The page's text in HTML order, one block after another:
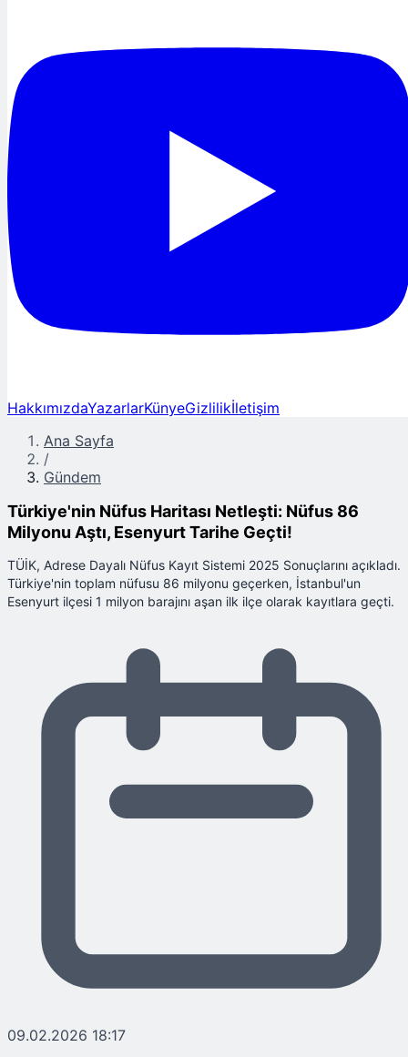
HakkımızdaYazarlarKünyeGizlilikİletişim
Ana Sayfa
/
Gündem
Türkiye'nin Nüfus Haritası Netleşti: Nüfus 86
Milyonu Aştı, Esenyurt Tarihe Geçti!
TÜİK, Adrese Dayalı Nüfus Kayıt Sistemi 2025 Sonuçlarını açıkladı.
Türkiye'nin toplam nüfusu 86 milyonu geçerken, İstanbul'un
Esenyurt ilçesi 1 milyon barajını aşan ilk ilçe olarak kayıtlara geçti.
09.02.2026 18:17